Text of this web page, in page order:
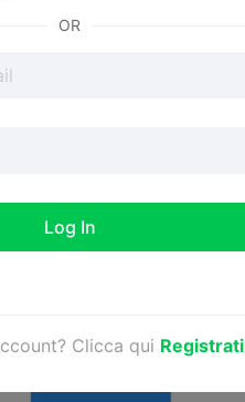
OR
Log In
Clicca qui Registrati